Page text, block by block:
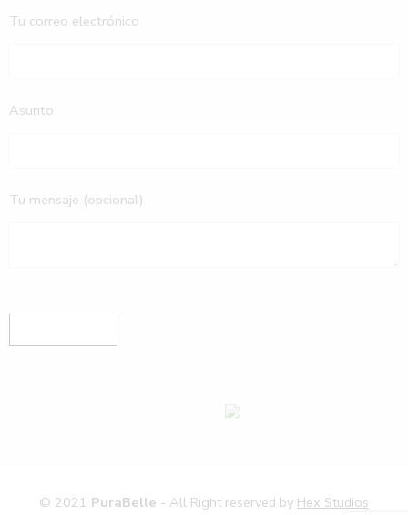
Tu correo electrónico
Asunto
Tu mensaje (opcional)
© 2021 PuraBelle - All Right reserved by Hex Studios